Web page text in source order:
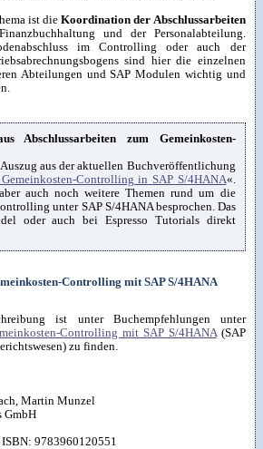
ist dieKoordination der Abschlussarbeiten
und der Personalabteilung.
im Controlling oder auch der
sind hier die einzelnen
Abteilungen und SAP Modulen wichtig und
Abschlussarbeiten zum Gemeinkosten-
aus der aktuellen Buchveröffentlichung
Controlling in SAP S/4HANA«.
auch noch weitere Themen rund um die
unter SAP S/4HANA besprochen. Das
oder auch bei Espresso Tutorials direkt
Controlling mit SAP S/4HANA
ist unter Buchempfehlungen unter
Controlling mit SAP S/4HANA(SAP
zu finden.
,Martin Munzel
GmbH
ISBN:9783960120551